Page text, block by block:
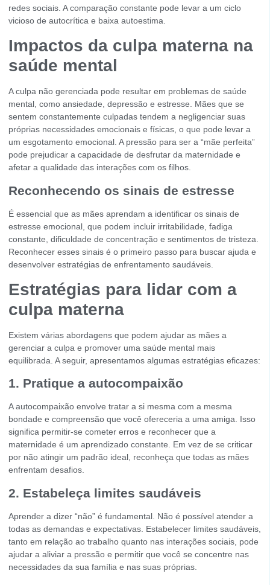
redes sociais. A comparação constante pode levar a um ciclo
vicioso de autocrítica e baixa autoestima.
Impactos da culpa materna na
saúde mental
A culpa não gerenciada pode resultar em problemas de saúde
mental, como ansiedade, depressão e estresse. Mães que se
sentem constantemente culpadas tendem a negligenciar suas
próprias necessidades emocionais e físicas, o que pode levar a
um esgotamento emocional. A pressão para ser a “mãe perfeita”
pode prejudicar a capacidade de desfrutar da maternidade e
afetar a qualidade das interações com os filhos.
Reconhecendo os sinais de estresse
É essencial que as mães aprendam a identificar os sinais de
estresse emocional, que podem incluir irritabilidade, fadiga
constante, dificuldade de concentração e sentimentos de tristeza.
Reconhecer esses sinais é o primeiro passo para buscar ajuda e
desenvolver estratégias de enfrentamento saudáveis.
Estratégias para lidar com a
culpa materna
Existem várias abordagens que podem ajudar as mães a
gerenciar a culpa e promover uma saúde mental mais
equilibrada. A seguir, apresentamos algumas estratégias eficazes:
1. Pratique a autocompaixão
A autocompaixão envolve tratar a si mesma com a mesma
bondade e compreensão que você ofereceria a uma amiga. Isso
significa permitir-se cometer erros e reconhecer que a
maternidade é um aprendizado constante. Em vez de se criticar
por não atingir um padrão ideal, reconheça que todas as mães
enfrentam desafios.
2. Estabeleça limites saudáveis
Aprender a dizer “não” é fundamental. Não é possível atender a
todas as demandas e expectativas. Estabelecer limites saudáveis,
tanto em relação ao trabalho quanto nas interações sociais, pode
ajudar a aliviar a pressão e permitir que você se concentre nas
necessidades da sua família e nas suas próprias.